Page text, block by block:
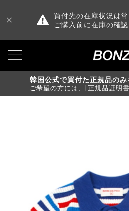
買付先の在庫状況は常
ご購入前に在庫の確
韓国公式で買付た正規品のみ
ご希望の方には、[正規品証明